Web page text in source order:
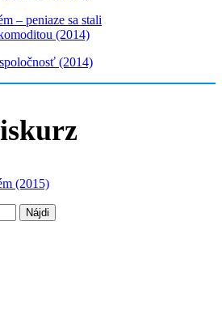
– peniaze sa stali
(2014)
(2014)
(2015)